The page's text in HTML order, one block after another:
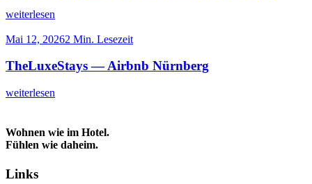
weiterlesen
Mai 12, 20262 Min. Lesezeit
TheLuxeStays — Airbnb Nürnberg
weiterlesen
Wohnen wie im Hotel.
Fühlen wie daheim.
Links